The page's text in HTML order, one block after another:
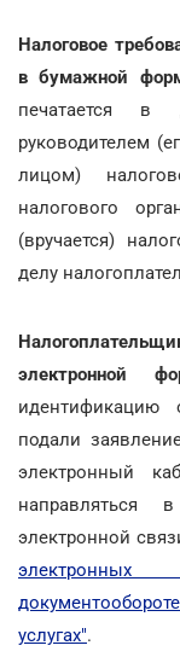
Налоговое
в бумажной
печатается в
руководителем
лицом)
налогового
(вручается)
делу
электронной
подали
электронный
направляться
электронной
услугах".